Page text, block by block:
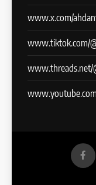
www.x.com/
www.tiktok.com/
www.threads.net/